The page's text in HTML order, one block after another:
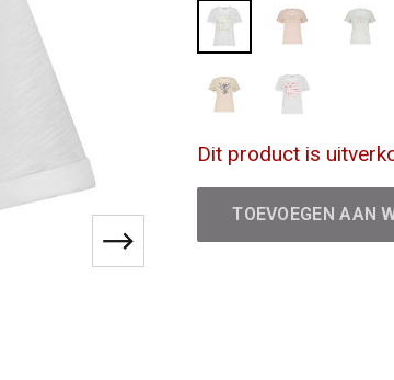
Dit product is
TOEVOEGEN AAN